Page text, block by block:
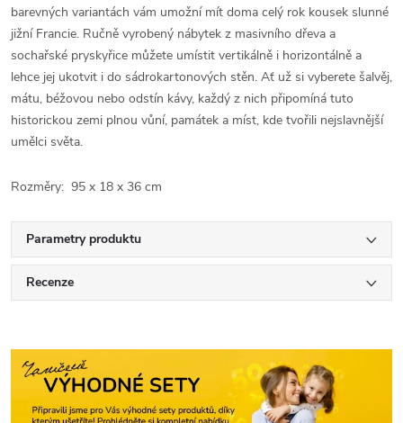
barevných variantách vám umožní mít doma celý rok kousek slunné
jižní Francie. Ručně vyrobený nábytek z masivního dřeva a
sochařské pryskyřice můžete umístit vertikálně i horizontálně a
lehce jej ukotvit i do sádrokartonových stěn. Ať už si vyberete šalvěj,
mátu, béžovou nebo odstín kávy, každý z nich připomíná tuto
historickou zemi plnou vůní, památek a míst, kde tvořili nejslavnější
umělci světa.
Rozměry: 95 x 18 x 36 cm
Parametry produktu
Recenze